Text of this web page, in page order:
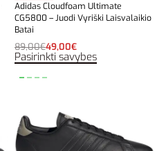
Adidas Cloudfoam Ultimate
CG5800 – Juodi Vyriški Laisvalaikio
Batai
89,00€49,00€
Pasirinkti savybes